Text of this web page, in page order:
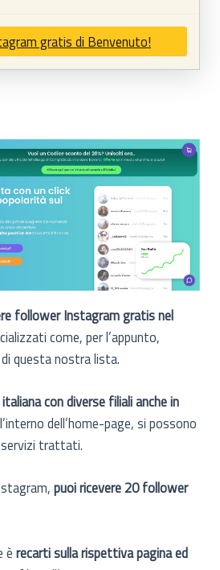
gratis di Benvenuto!
follower Instagram gratis nel
come, per l’appunto,
questa nostra lista.
con diverse filiali anche in
dell’home-page, si possono
trattati.
puoi ricevere 20 follower
è recarti sulla rispettiva pagina ed